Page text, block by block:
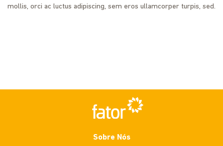
mollis, orci ac luctus adipiscing, sem eros ullamcorper turpis, sed.
Sobre Nós